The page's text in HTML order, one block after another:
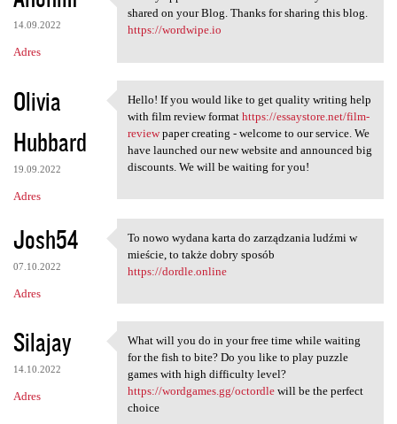
14.09.2022
Adres
I really appreciate the
shared on your Blog. Thanks for sharing this blog.
https://wordwipe.io
Olivia
Hubbard
19.09.2022
Adres
Hello! If you would like to
Hello! If you would like to get quality writing help
with film review format https://essaystore.net/film-
reviewpaper creating - welcome to our service. We
have launched our new website and announced big
discounts. We will be waiting for you!
Josh54
07.10.2022
Adres
To nowo wydana karta do
To nowo wydana karta do zarządzania ludźmi w
mieście, to także dobry sposób
https://dordle.online
Silajay
14.10.2022
Adres
What will you do in your free
What will you do in your free time while waiting
for the fish to bite? Do you like to play puzzle
games with high difficulty level?
https://wordgames.gg/octordlewill be the perfect
choice